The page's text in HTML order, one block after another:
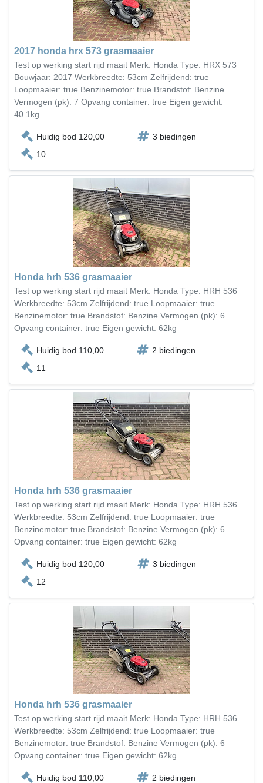
2017 honda hrx 573 grasmaaier
Test op werking start rijd maait Merk: Honda Type: HRX 573
Bouwjaar: 2017 Werkbreedte: 53cm Zelfrijdend: true
Loopmaaier: true Benzinemotor: true Brandstof: Benzine
Vermogen (pk): 7 Opvang container: true Eigen gewicht:
40.1kg
Huidig bod 120,00
3 biedingen
10
Honda hrh 536 grasmaaier
Test op werking start rijd maait Merk: Honda Type: HRH 536
Werkbreedte: 53cm Zelfrijdend: true Loopmaaier: true
Benzinemotor: true Brandstof: Benzine Vermogen (pk): 6
Opvang container: true Eigen gewicht: 62kg
Huidig bod 110,00
2 biedingen
11
Honda hrh 536 grasmaaier
Test op werking start rijd maait Merk: Honda Type: HRH 536
Werkbreedte: 53cm Zelfrijdend: true Loopmaaier: true
Benzinemotor: true Brandstof: Benzine Vermogen (pk): 6
Opvang container: true Eigen gewicht: 62kg
Huidig bod 120,00
3 biedingen
12
Honda hrh 536 grasmaaier
Test op werking start rijd maait Merk: Honda Type: HRH 536
Werkbreedte: 53cm Zelfrijdend: true Loopmaaier: true
Benzinemotor: true Brandstof: Benzine Vermogen (pk): 6
Opvang container: true Eigen gewicht: 62kg
Huidig bod 110,00 2 biedingen